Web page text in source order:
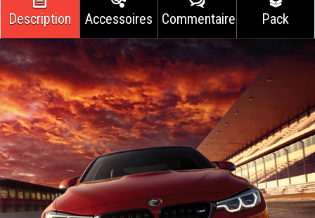
Description Accessoires Commentaires Pack